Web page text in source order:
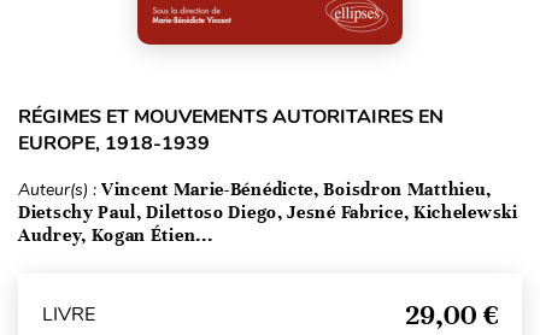
RÉGIMES ET MOUVEMENTS AUTORITAIRES EN
EUROPE, 1918-1939
Auteur(s) : Vincent Marie-Bénédicte, Boisdron Matthieu,
Dietschy Paul, Dilettoso Diego, Jesné Fabrice, Kichelewski
Audrey, Kogan Étien...
LIVRE 29,00 €